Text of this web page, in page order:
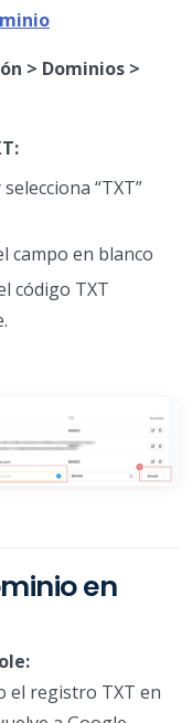
> Dominios >
“TXT”
campo en blanco
código TXT
en
el registro TXT en